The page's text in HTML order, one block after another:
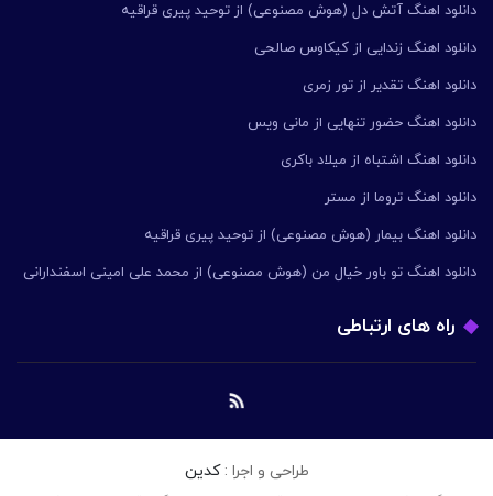
دانلود اهنگ آتش دل (هوش مصنوعی) از توحید پیری قراقیه
دانلود اهنگ زندایی از کیکاوس صالحی
دانلود اهنگ تقدیر از تور زمری
دانلود اهنگ حضور تنهایی از مانی ویس
دانلود اهنگ اشتباه از میلاد باکری
دانلود اهنگ تروما از مستر
دانلود اهنگ بیمار (هوش مصنوعی) از توحید پیری قراقیه
دانلود اهنگ تو باور خیال من (هوش مصنوعی) از محمد علی امینی اسفندارانی
راه های ارتباطی
طراحی و اجرا :کدین